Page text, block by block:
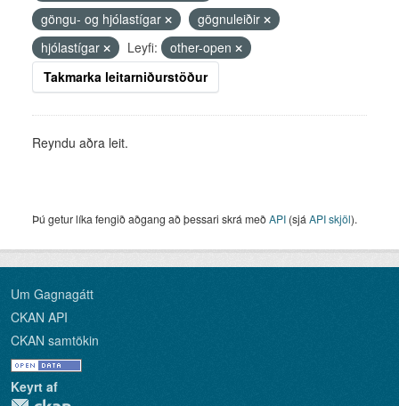
göngu- og hjólastígar
gögnuleiðir
hjólastígar
Leyfi:
other-open
Takmarka leitarniðurstöður
Reyndu aðra leit.
Þú getur líka fengið aðgang að þessari skrá meðAPI (sjá API skjöl).
Um Gagnagátt
CKAN API
CKAN samtökin
Keyrt af